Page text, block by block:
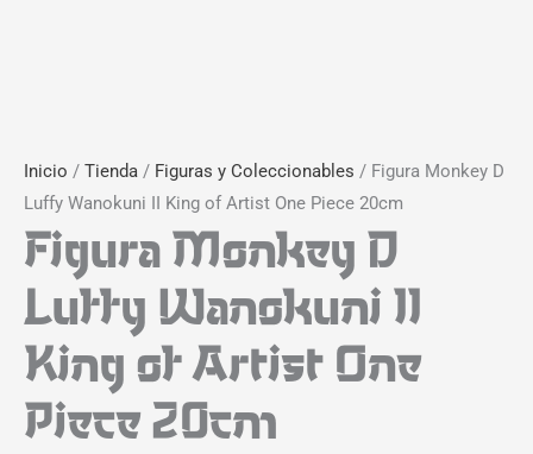
Inicio / Tienda / Figuras y Coleccionables / Figura Monkey D
Luffy Wanokuni II King of Artist One Piece 20cm
Figura Monkey D
Luffy Wanokuni II
King of Artist One
Piece 20cm